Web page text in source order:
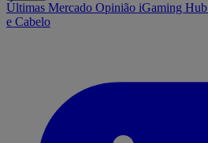
Últimas Mercado Opinião iGaming Hub
e Cabelo